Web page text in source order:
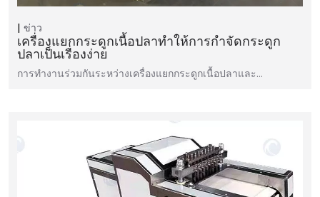
ข่าว
เครื่องแยกกระดูกเนื้อปลาทำให้การกำจัดกระดูก
ปลาเป็นเรื่องง่าย
การทำงานร่วมกันระหว่างเครื่องแยกกระดูกเนื้อปลาและ…